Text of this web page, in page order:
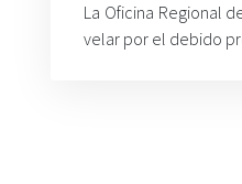
La Oficina Regional
velar por el debido